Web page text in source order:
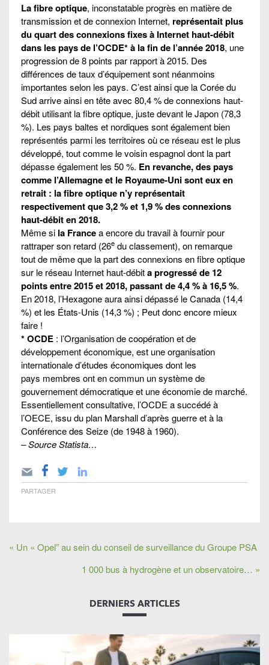
La fibre optique, inconstatable progrès en matière de
transmission et de connexion Internet, représentait plus
du quart des connexions fixes à Internet haut-débit
dans les pays de l’OCDE* à la fin de l’année 2018, une
progression de 8 points par rapport à 2015. Des
différences de taux d’équipement sont néanmoins
importantes selon les pays. C’est ainsi que la Corée du
Sud arrive ainsi en tête avec 80,4 % de connexions haut-
débit utilisant la fibre optique, juste devant le Japon (78,3
%). Les pays baltes et nordiques sont également bien
représentés parmi les territoires où ce réseau est le plus
développé, tout comme le voisin espagnol dont la part
dépasse également les 50 %. En revanche, des pays
comme l’Allemagne et le Royaume-Uni sont eux en
retrait : la fibre optique n’y représentait
respectivement que 3,2 % et 1,9 % des connexions
haut-débit en 2018.
Même si la Francea encore du travail à fournir pour
rattraper son retard (26e du classement), on remarque
tout de même que la part des connexions en fibre optique
sur le réseau Internet haut-débita progressé de 12
points entre 2015 et 2018, passant de 4,4 % à 16,5 %.
En 2018, l’Hexagone aura ainsi dépassé le Canada (14,4
%) et les États-Unis (14,3 %) ; Peut donc encore mieux
faire !
* OCDE : l’Organisation de coopération et de
développement économique, est une organisation
internationale d’études économiques dont les
pays membres ont en commun un système de
gouvernement démocratique et une économie de marché.
Essentiellement consultative, l’OCDE a succédé à
l’OECE, issu du plan Marshall d’après guerre et à la
Conférence des Seize (de 1948 à 1960).
– Source Statista…
PARTAGER
« Un « Opel” au sein du conseil de surveillance du Groupe PSA
1 000 bus à hydrogène et un observatoire… »
DERNIERS ARTICLES